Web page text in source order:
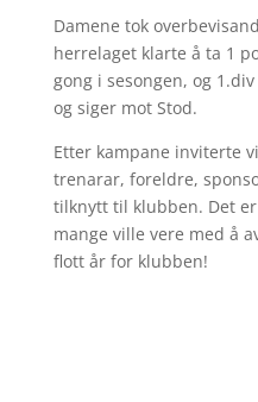
Damene tok
herrelaget klarte å ta 1
gong i sesongen, og
og siger mot Stod.
Etter kampane inviterte
trenarar, foreldre,
tilknytt til klubben. Det
mange ville vere med å
flott år for klubben!